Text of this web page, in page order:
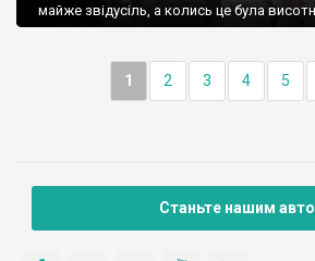
майже звідусіль, а колись це була
1 2 3 4 5
Станьте нашим